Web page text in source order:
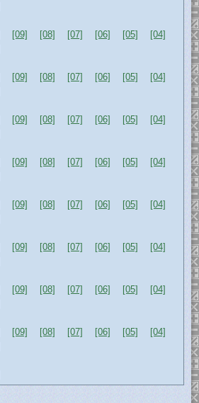
[09] [08] [07] [06] [05]
[04]
[09] [08] [07] [06] [05]
[04]
[09] [08] [07] [06] [05]
[04]
[09] [08] [07] [06] [05]
[04]
[09] [08] [07] [06] [05]
[04]
[09] [08] [07] [06] [05]
[04]
[09] [08] [07] [06] [05]
[04]
[09] [08] [07] [06] [05]
[04]